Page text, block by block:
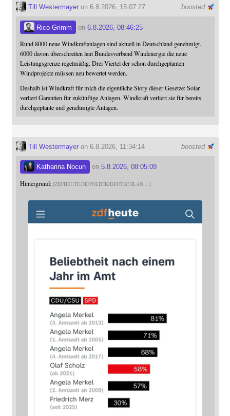
boosted
Till Westermayeron 6.8.2026, 15:07:27
Rico Grimm on 6.8.2026, 08:46:25
Rund 8000 neue Windkraftanlagen sind aktuell in Deutschland genehmigt.
6000 davon überschreiten laut Bundesverband Windenergie die neue
Leistungsgrenze regelmäßig. Drei Viertel der schon durchgeplanten
Windprojekte müssen neu bewertet werden.
Deshalb ist Windkraft für mich die eigentliche Story dieser Gesetze: Solar
verliert Garantien für zukünftige Anlagen. Windkraft verliert sie für bereits
durchgeplante und genehmigte Anlagen.
boosted
Till Westermayeron 6.8.2026, 11:34:14
Katharina Nocun on 5.8.2026, 08:05:09
Hintergrund: ZDFHEUTE.DE/POLITIK/DEUTSCHLAN